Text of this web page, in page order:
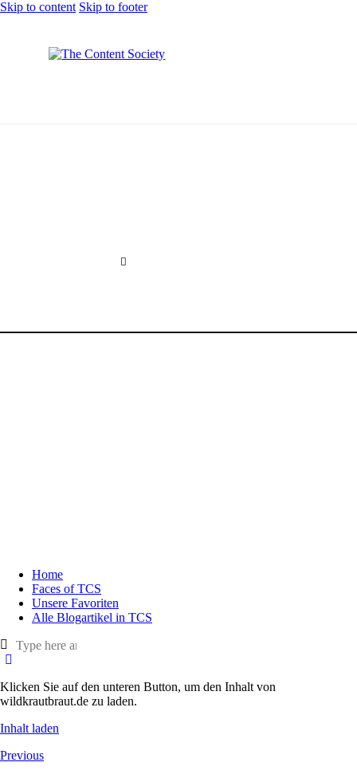
Skip to content Skip to footer
Home
Faces of TCS
Unsere Favoriten
Alle Blogartikel in TCS
Klicken Sie auf den unteren Button, um den Inhalt von
wildkrautbraut.de zu laden.
Inhalt laden
Beitragsnavigation
Previous